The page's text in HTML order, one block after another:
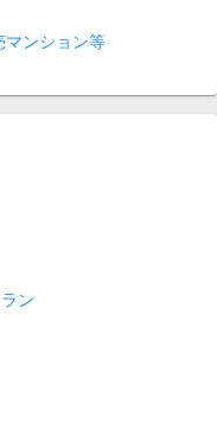
マンション等
ン